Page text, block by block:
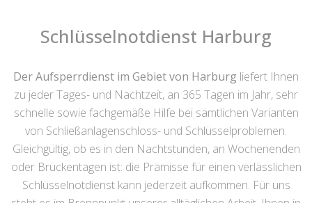
Schlüsselnotdienst Harburg
Der Aufsperrdienst im Gebiet von Harburg liefert Ihnen
zu jeder Tages- und Nachtzeit, an 365 Tagen im Jahr, sehr
schnelle sowie fachgemäße Hilfe bei sämtlichen Varianten
von Schließanlagenschloss- und Schlüsselproblemen.
Gleichgültig, ob es in den Nachtstunden, an Wochenenden
oder Brückentagen ist: die Prämisse für einen verlässlichen
Schlüsselnotdienst kann jederzeit aufkommen. Für uns